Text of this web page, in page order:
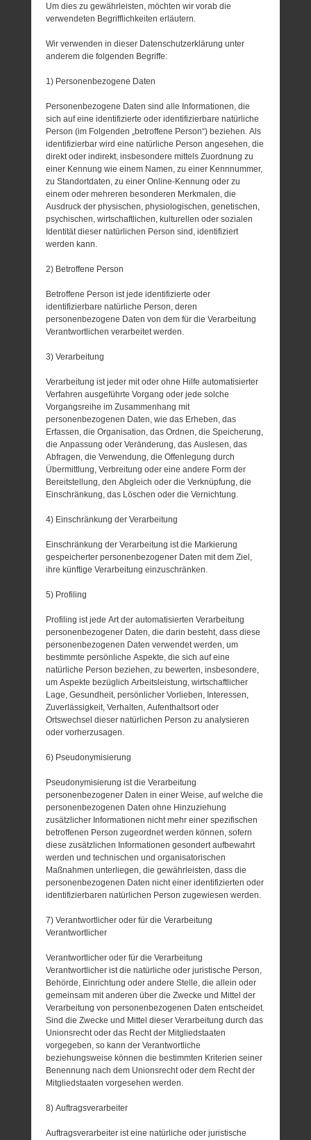
Um dies zu gewährleisten, möchten wir vorab die
verwendeten Begrifflichkeiten erläutern.
Wir verwenden in dieser Datenschutzerklärung unter
anderem die folgenden Begriffe:
1) Personenbezogene Daten
Personenbezogene Daten sind alle Informationen, die
sich auf eine identifizierte oder identifizierbare natürliche
Person (im Folgenden „betroffene Person“) beziehen. Als
identifizierbar wird eine natürliche Person angesehen, die
direkt oder indirekt, insbesondere mittels Zuordnung zu
einer Kennung wie einem Namen, zu einer Kennnummer,
zu Standortdaten, zu einer Online-Kennung oder zu
einem oder mehreren besonderen Merkmalen, die
Ausdruck der physischen, physiologischen, genetischen,
psychischen, wirtschaftlichen, kulturellen oder sozialen
Identität dieser natürlichen Person sind, identifiziert
werden kann.
2) Betroffene Person
Betroffene Person ist jede identifizierte oder
identifizierbare natürliche Person, deren
personenbezogene Daten von dem für die Verarbeitung
Verantwortlichen verarbeitet werden.
3) Verarbeitung
Verarbeitung ist jeder mit oder ohne Hilfe automatisierter
Verfahren ausgeführte Vorgang oder jede solche
Vorgangsreihe im Zusammenhang mit
personenbezogenen Daten, wie das Erheben, das
Erfassen, die Organisation, das Ordnen, die Speicherung,
die Anpassung oder Veränderung, das Auslesen, das
Abfragen, die Verwendung, die Offenlegung durch
Übermittlung, Verbreitung oder eine andere Form der
Bereitstellung, den Abgleich oder die Verknüpfung, die
Einschränkung, das Löschen oder die Vernichtung.
4) Einschränkung der Verarbeitung
Einschränkung der Verarbeitung ist die Markierung
gespeicherter personenbezogener Daten mit dem Ziel,
ihre künftige Verarbeitung einzuschränken.
5) Profiling
Profiling ist jede Art der automatisierten Verarbeitung
personenbezogener Daten, die darin besteht, dass diese
personenbezogenen Daten verwendet werden, um
bestimmte persönliche Aspekte, die sich auf eine
natürliche Person beziehen, zu bewerten, insbesondere,
um Aspekte bezüglich Arbeitsleistung, wirtschaftlicher
Lage, Gesundheit, persönlicher Vorlieben, Interessen,
Zuverlässigkeit, Verhalten, Aufenthaltsort oder
Ortswechsel dieser natürlichen Person zu analysieren
oder vorherzusagen.
6) Pseudonymisierung
Pseudonymisierung ist die Verarbeitung
personenbezogener Daten in einer Weise, auf welche die
personenbezogenen Daten ohne Hinzuziehung
zusätzlicher Informationen nicht mehr einer spezifischen
betroffenen Person zugeordnet werden können, sofern
diese zusätzlichen Informationen gesondert aufbewahrt
werden und technischen und organisatorischen
Maßnahmen unterliegen, die gewährleisten, dass die
personenbezogenen Daten nicht einer identifizierten oder
identifizierbaren natürlichen Person zugewiesen werden.
7) Verantwortlicher oder für die Verarbeitung
Verantwortlicher
Verantwortlicher oder für die Verarbeitung
Verantwortlicher ist die natürliche oder juristische Person,
Behörde, Einrichtung oder andere Stelle, die allein oder
gemeinsam mit anderen über die Zwecke und Mittel der
Verarbeitung von personenbezogenen Daten entscheidet.
Sind die Zwecke und Mittel dieser Verarbeitung durch das
Unionsrecht oder das Recht der Mitgliedstaaten
vorgegeben, so kann der Verantwortliche
beziehungsweise können die bestimmten Kriterien seiner
Benennung nach dem Unionsrecht oder dem Recht der
Mitgliedstaaten vorgesehen werden.
8) Auftragsverarbeiter
Auftragsverarbeiter ist eine natürliche oder juristische